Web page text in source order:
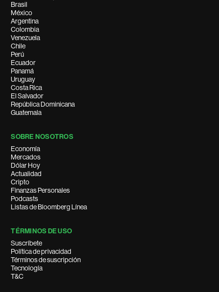
Brasil
México
Argentina
Colombia
Venezuela
Chile
Perú
Ecuador
Panamá
Uruguay
Costa Rica
El Salvador
República Dominicana
Guatemala
SOBRE NOSOTROS
Economía
Mercados
Dólar Hoy
Actualidad
Cripto
Finanzas Personales
Podcasts
Listas de Bloomberg Línea
TÉRMINOS DE USO
Suscríbete
Política de privacidad
Términos de suscripción
Tecnología
T&C